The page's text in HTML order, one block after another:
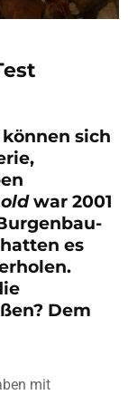
sich
war 2001
es
Dem
mit